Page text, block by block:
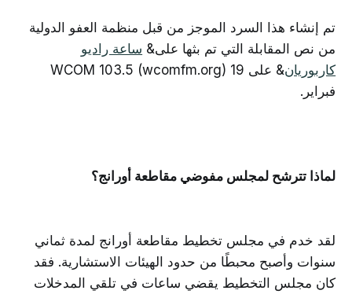
تم إنشاء هذا السرد الموجز من قبل منظمة العفو الدولية
من نص المقابلة التي تم بثها على& ساعة راديو
كاربوريان
& على WCOM 103.5 (wcomfm.org) 19
فبراير.
لماذا تترشح لمجلس مفوضي مقاطعة أورانج؟
لقد خدم في مجلس تخطيط مقاطعة أورانج لمدة ثماني
سنوات وأصبح محبطًا من حدود الهيئات الاستشارية. فقد
كان مجلس التخطيط يقضي ساعات في تلقي المدخلات